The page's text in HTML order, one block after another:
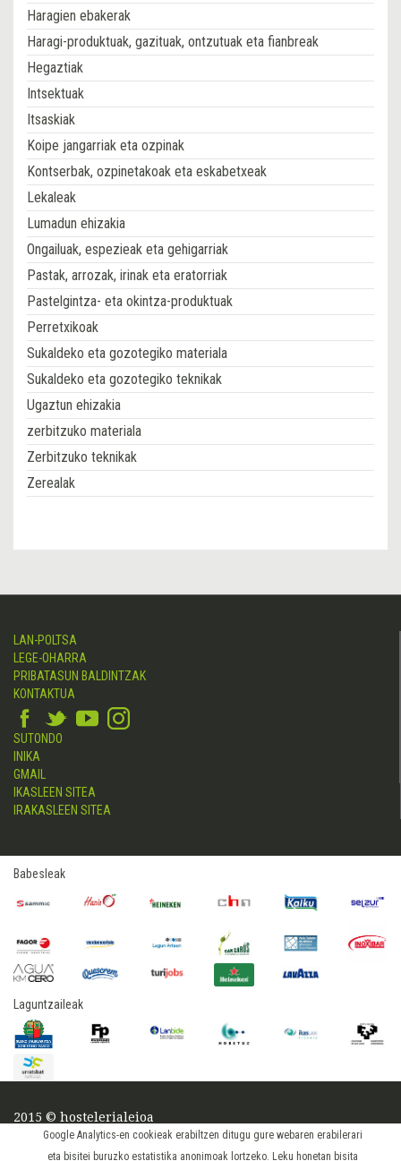
Google Analytics-en cookieak erabiltzen ditugu gure webaren erabilerari
eta bisitei buruzko estatistika anonimoak lortzeko. Leku honetan bisita
Haragien ebakerak
Haragi-produktuak, gazituak, ontzutuak eta fianbreak
Hegaztiak
Intsektuak
Itsaskiak
Koipe jangarriak eta ozpinak
Kontserbak, ozpinetakoak eta eskabetxeak
Lekaleak
Lumadun ehizakia
Ongailuak, espezieak eta gehigarriak
Pastak, arrozak, irinak eta eratorriak
Pastelgintza- eta okintza-produktuak
Perretxikoak
Sukaldeko eta gozotegiko materiala
Sukaldeko eta gozotegiko teknikak
Ugaztun ehizakia
zerbitzuko materiala
Zerbitzuko teknikak
Zerealak
LAN-POLTSA
LEGE-OHARRA
PRIBATASUN BALDINTZAK
KONTAKTUA
SUTONDO
INIKA
GMAIL
IKASLEEN SITEA
IRAKASLEEN SITEA
Babesleak
Laguntzaileak
2015 © hostelerialeioa
Log in